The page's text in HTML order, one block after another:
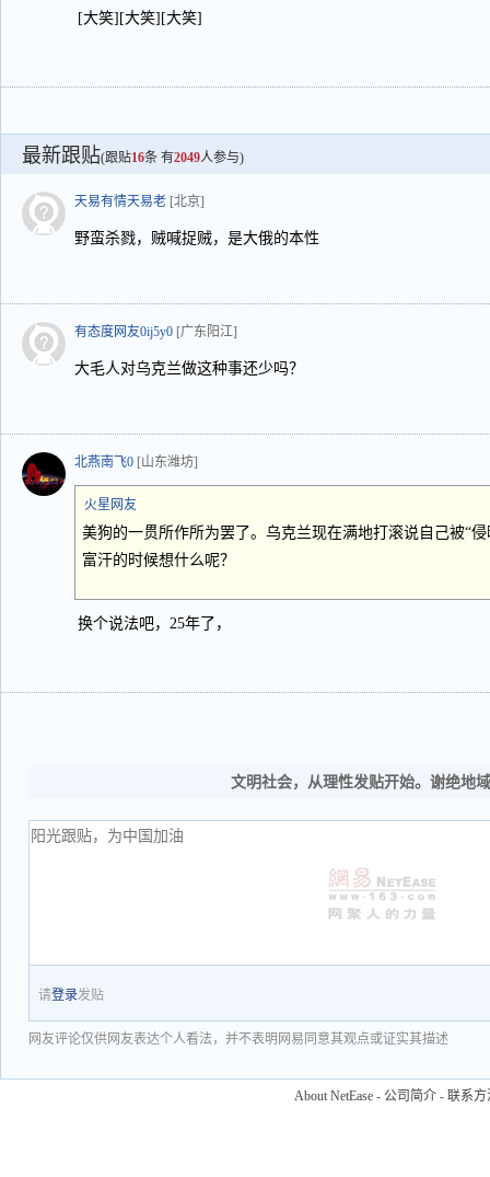
[大笑][大笑][大笑]
最新跟贴(跟贴16条 有2049人参与)
天易有情天易老 [北京]
野蛮杀戮，贼喊捉贼，是大俄的本性
有态度网友0ij5y0 [广东阳江]
大毛人对乌克兰做这种事还少吗？
北燕南飞0 [山东潍坊]
火星网友
美狗的一贯所作所为罢了。乌克兰现在满地打滚说自己被“
富汗的时候想什么呢？
换个说法吧，25年了，
文明社会，从理性发贴开始。谢绝地
请登录发贴
网友评论仅供网友表达个人看法，并不表明网易同意其观点或证实其描述
About NetEase - 公司简介 - 联系方